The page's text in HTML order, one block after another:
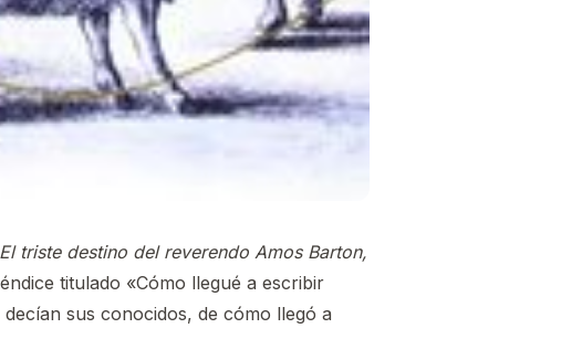
El triste destino del reverendo Amos Barton,
titulado «Cómo llegué a escribir
sus conocidos, de cómo llegó a